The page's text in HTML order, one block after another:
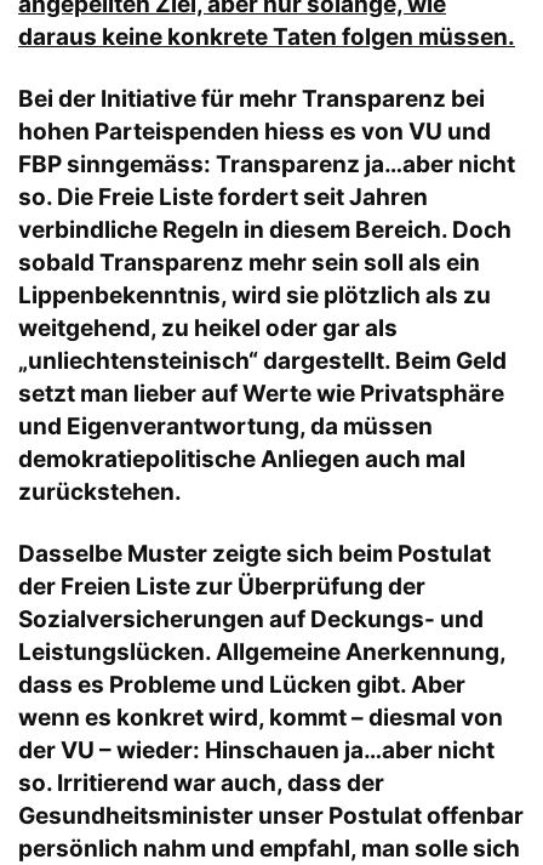
daraus keine konkrete Taten folgen müssen.
Bei der Initiative für mehr Transparenz bei
hohen Parteispenden hiess es von VU und
FBP sinngemäss: Transparenz ja…aber nicht
so. Die Freie Liste fordert seit Jahren
verbindliche Regeln in diesem Bereich. Doch
sobald Transparenz mehr sein soll als ein
Lippenbekenntnis, wird sie plötzlich als zu
weitgehend, zu heikel oder gar als
„unliechtensteinisch“ dargestellt. Beim Geld
setzt man lieber auf Werte wie Privatsphäre
und Eigenverantwortung, da müssen
demokratiepolitische Anliegen auch mal
zurückstehen.
Dasselbe Muster zeigte sich beim Postulat
der Freien Liste zur Überprüfung der
Sozialversicherungen auf Deckungs- und
Leistungslücken. Allgemeine Anerkennung,
dass es Probleme und Lücken gibt. Aber
wenn es konkret wird, kommt – diesmal von
der VU – wieder: Hinschauen ja…aber nicht
so. Irritierend war auch, dass der
Gesundheitsminister unser Postulat offenbar
persönlich nahm und empfahl, man solle sich